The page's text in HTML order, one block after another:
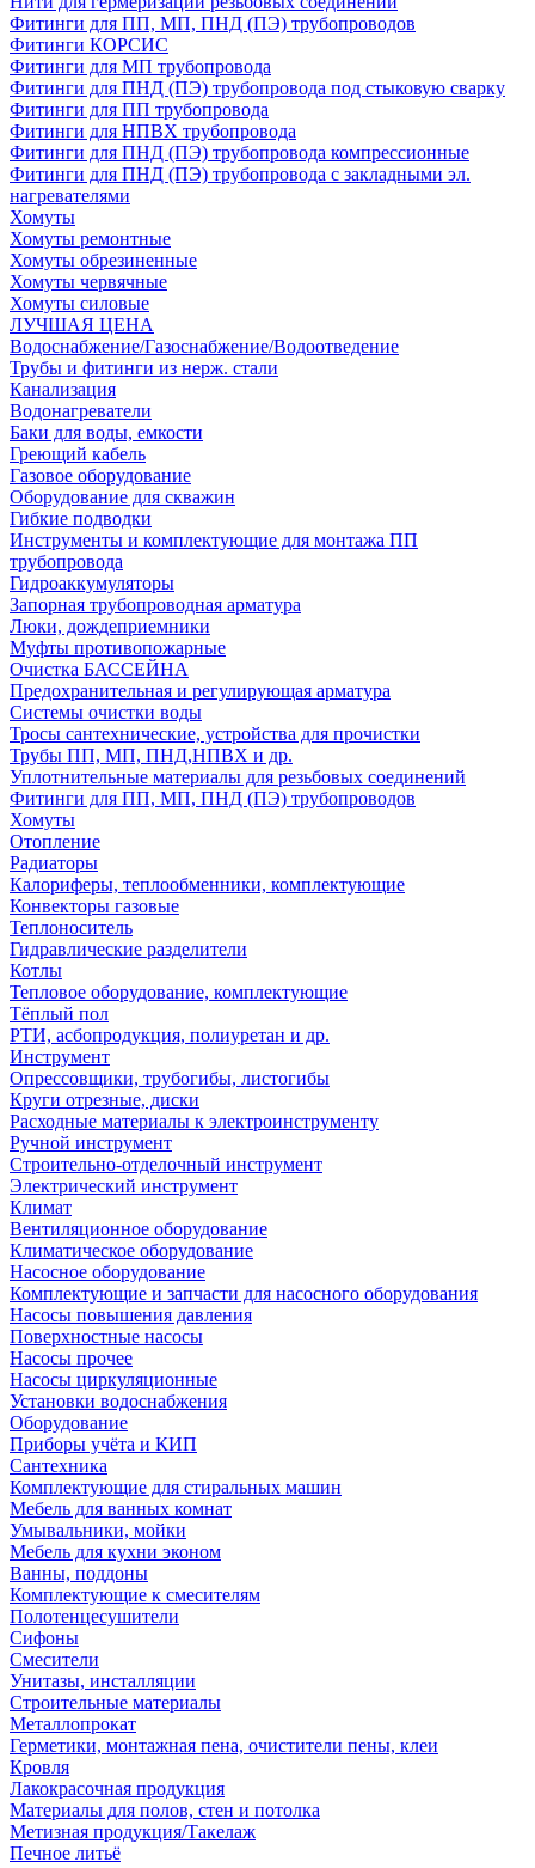
Фитинги для ПП, МП, ПНД (ПЭ) трубопроводов
Фитинги КОРСИС
Фитинги для МП трубопровода
Фитинги для ПНД (ПЭ) трубопровода под стыковую сварку
Фитинги для ПП трубопровода
Фитинги для НПВХ трубопровода
Фитинги для ПНД (ПЭ) трубопровода компрессионные
Фитинги для ПНД (ПЭ) трубопровода с закладными эл.
нагревателями
Хомуты
Хомуты ремонтные
Хомуты обрезиненные
Хомуты червячные
Хомуты силовые
ЛУЧШАЯ ЦЕНА
Водоснабжение/Газоснабжение/Водоотведение
Трубы и фитинги из нерж. стали
Канализация
Водонагреватели
Баки для воды, емкости
Греющий кабель
Газовое оборудование
Оборудование для скважин
Гибкие подводки
Инструменты и комплектующие для монтажа ПП
трубопровода
Гидроаккумуляторы
Запорная трубопроводная арматура
Люки, дождеприемники
Муфты противопожарные
Очистка БАССЕЙНА
Предохранительная и регулирующая арматура
Системы очистки воды
Тросы сантехнические, устройства для прочистки
Трубы ПП, МП, ПНД,НПВХ и др.
Уплотнительные материалы для резьбовых соединений
Фитинги для ПП, МП, ПНД (ПЭ) трубопроводов
Хомуты
Отопление
Радиаторы
Калориферы, теплообменники, комплектующие
Конвекторы газовые
Теплоноситель
Гидравлические разделители
Котлы
Тепловое оборудование, комплектующие
Тёплый пол
РТИ, асбопродукция, полиуретан и др.
Инструмент
Опрессовщики, трубогибы, листогибы
Круги отрезные, диски
Расходные материалы к электроинструменту
Ручной инструмент
Строительно-отделочный инструмент
Электрический инструмент
Климат
Вентиляционное оборудование
Климатическое оборудование
Насосное оборудование
Комплектующие и запчасти для насосного оборудования
Насосы повышения давления
Поверхностные насосы
Насосы прочее
Насосы циркуляционные
Установки водоснабжения
Оборудование
Приборы учёта и КИП
Сантехника
Комплектующие для стиральных машин
Мебель для ванных комнат
Умывальники, мойки
Мебель для кухни эконом
Ванны, поддоны
Комплектующие к смесителям
Полотенцесушители
Сифоны
Смесители
Унитазы, инсталляции
Строительные материалы
Металлопрокат
Герметики, монтажная пена, очистители пены, клеи
Кровля
Лакокрасочная продукция
Материалы для полов, стен и потолка
Метизная продукция/Такелаж
Печное литьё